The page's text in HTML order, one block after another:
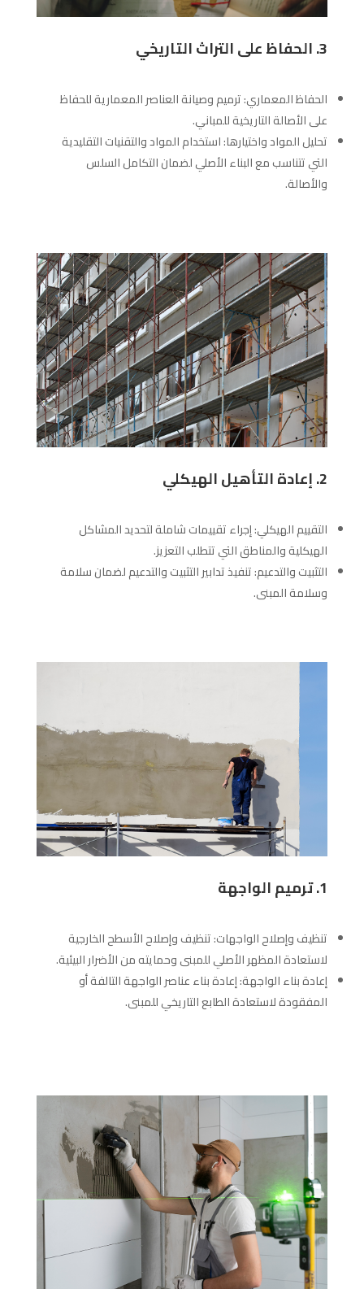
3. الحفاظ على التراث التاريخي
الحفاظ المعماري: ترميم وصيانة العناصر المعمارية للحفاظ
على الأصالة التاريخية للمباني.
تحليل المواد واختيارها: استخدام المواد والتقنيات التقليدية
التي تتناسب مع البناء الأصلي لضمان التكامل السلس
والأصالة.
2. إعادة التأهيل الهيكلي
التقييم الهيكلي: إجراء تقييمات شاملة لتحديد المشاكل
الهيكلية والمناطق التي تتطلب التعزيز.
التثبيت والتدعيم: تنفيذ تدابير التثبيت والتدعيم لضمان سلامة
وسلامة المبنى.
1. ترميم الواجهة
تنظيف وإصلاح الواجهات: تنظيف وإصلاح الأسطح الخارجية
لاستعادة المظهر الأصلي للمبنى وحمايته من الأضرار البيئية.
إعادة بناء الواجهة: إعادة بناء عناصر الواجهة التالفة أو
المفقودة لاستعادة الطابع التاريخي للمبنى.